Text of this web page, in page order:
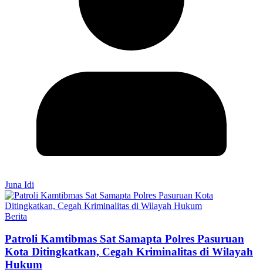
Juna Idi
Berita
Patroli Kamtibmas Sat Samapta Polres Pasuruan
Kota Ditingkatkan, Cegah Kriminalitas di Wilayah
Hukum